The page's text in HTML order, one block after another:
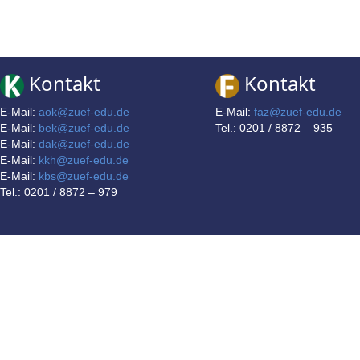
Kontakt
E-Mail: aok@zuef-edu.de
E-Mail: bek@zuef-edu.de
E-Mail: dak@zuef-edu.de
E-Mail: kkh@zuef-edu.de
E-Mail: kbs@zuef-edu.de
Tel.: 0201 / 8872 – 979
Kontakt
E-Mail: faz@zuef-edu.de
Tel.: 0201 / 8872 – 935